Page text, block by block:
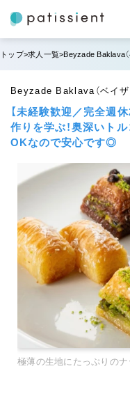
トップ 求人一覧 Beyzade Baklava
Beyzade Baklava（ベイ
【未経験歓迎／完全週
作りを学ぶ！奥深いト
OKなので安心です◎
極薄の生地にたっぷりの